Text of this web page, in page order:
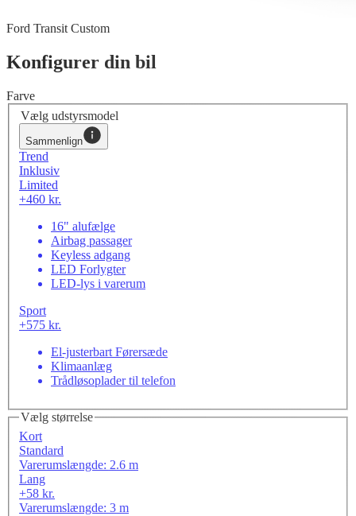
Ford Transit Custom
Konfigurer din bil
Farve
Vælg udstyrsmodel
Sammenlign
Trend
Inklusiv
Limited
+460 kr.
16" alufælge
Airbag passager
Keyless adgang
LED Forlygter
LED-lys i varerum
Sport
+575 kr.
El-justerbart Førersæde
Klimaanlæg
Trådløsoplader til telefon
Vælg størrelse
Kort
Standard
Varerumslængde: 2.6 m
Lang
+58 kr.
Varerumslængde: 3 m